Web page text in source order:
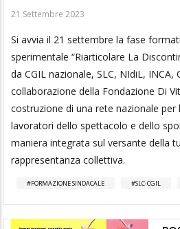
21 Settembre 2023
Si avvia il 21 settembre la fase
sperimentale “Riarticolare La
da CGIL nazionale, SLC, NIdiL, INCA,
collaborazione della Fondazione Di
costruzione di una rete nazionale per
lavoratori dello spettacolo e dello
maniera integrata sul versante della
rappresentanza collettiva.
FORMAZIONE SINDACALE SLC-CGIL